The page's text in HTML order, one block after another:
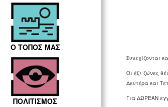
Ο ΤΟΠΟΣ ΜΑΣ
ΠΟΛΙΤΙΣΜΟΣ
Συνεχίζονται
Οι έξι ζώνες
Δευτέρα και
Για ΔΩΡΕΑΝ